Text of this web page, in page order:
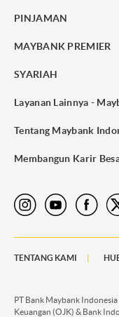
PINJAMAN
MAYBANK PREMIER
SYARIAH
Layanan Lainnya -
Tentang Maybank
Membangun Karir
TENTANG KAMI
PT Bank Maybank
Keuangan (OJK) & Bank